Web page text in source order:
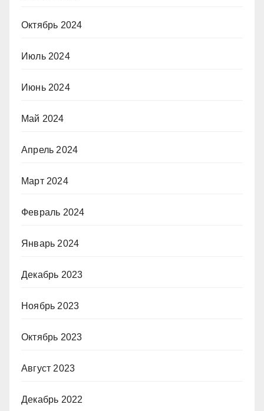
Октябрь 2024
Июль 2024
Июнь 2024
Май 2024
Апрель 2024
Март 2024
Февраль 2024
Январь 2024
Декабрь 2023
Ноябрь 2023
Октябрь 2023
Август 2023
Декабрь 2022